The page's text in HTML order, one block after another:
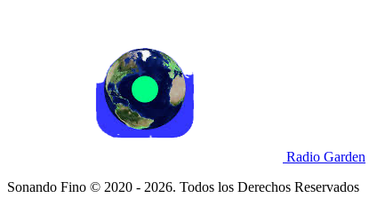
Radio Garden
Sonando Fino © 2020 - 2026. Todos los Derechos Reservados